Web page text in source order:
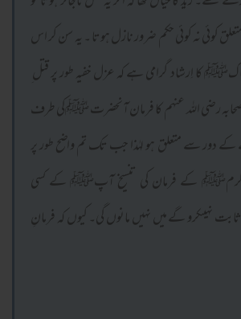
نہ کوئی حکم ضرور نازل ہوتا ۔ یہ سن کر اس
پاکﷺ کا اِرشاد گرامی ہے کہ عزل خفیہ طور پر قتل
رضی اللہ عنہم کا فرمان آنحضرت ﷺکی طرف
دور سے متعلق ہو لہٰذا جب تک تم واضح طور پر
اکرمﷺ کے فرمان کی تنسیخ آپﷺ کے کسی
گے میں نہیں مانوں گی۔ کیوں کہ فرمانِ